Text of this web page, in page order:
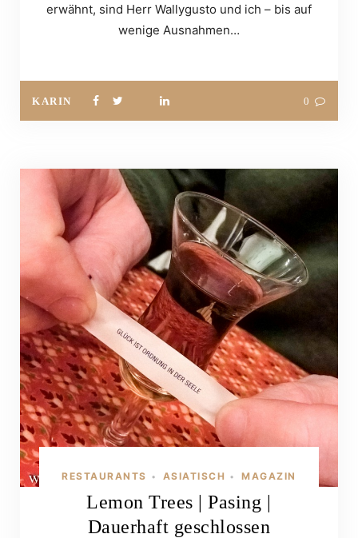
erwähnt, sind Herr Wallygusto und ich – bis auf
wenige Ausnahmen…
KARIN 0
RESTAURANTS • ASIATISCH • MAGAZIN
Lemon Trees | Pasing |
Dauerhaft geschlossen